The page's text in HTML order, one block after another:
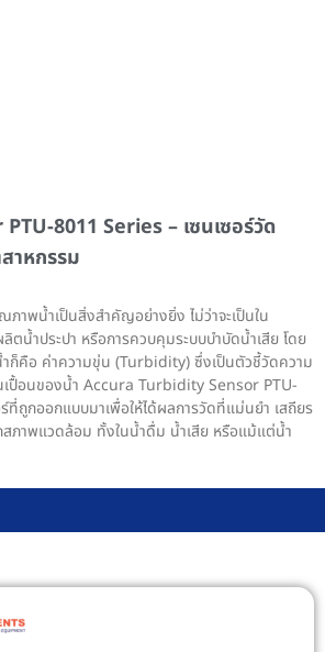
8011 Series – เซนเซอร์วัด
าหกรรม
าพน้ำเป็นสิ่งสำคัญอย่างยิ่ง ไม่ว่าจะเป็นใน
ตน้ำประปา หรือการควบคุมระบบบำบัดน้ำเสีย โดย
ก็คือ ค่าความขุ่น (Turbidity) ซึ่งเป็นตัวชี้วัดความ
เปื้อนของน้ำ Accura Turbidity Sensor PTU-
ที่ถูกออกแบบมาเพื่อให้ได้ผลการวัดที่แม่นยำ เสถียร
สภาพแวดล้อม ทั้งในน้ำดื่ม น้ำเสีย หรือแม้แต่น้ำ